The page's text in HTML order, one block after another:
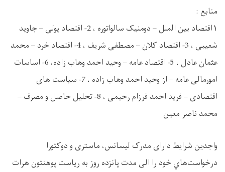
منابع :
۱اقتصاد بین الملل – دومنیک سالواتوره ، 2- اقتصاد پولی – جاوید
شعیبی ، 3- اقتصاد کلان – مصطفی شریف ، 4- اقتصاد خرد – محمد
عثمان عادل ، 5- اقتصاد عامه – وحید احمد وهاب زاده، 6- اساسات
امورمالی عامه – از وحید احمد وهاب زاده ، 7- سیاست های
اقتصادی – فرید احمد فرزام رحیمی ، 8- تحلیل حاصل و مصرف –
محمد ناصر معین
واجدين شرايط دارای مدرک لیسانس، ماستری و دوکتورا
درخواست‌هاي خود را الی مدت پانزده روز به رياست پوهنتون هرات